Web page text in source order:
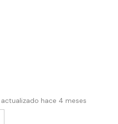
hace 4 meses